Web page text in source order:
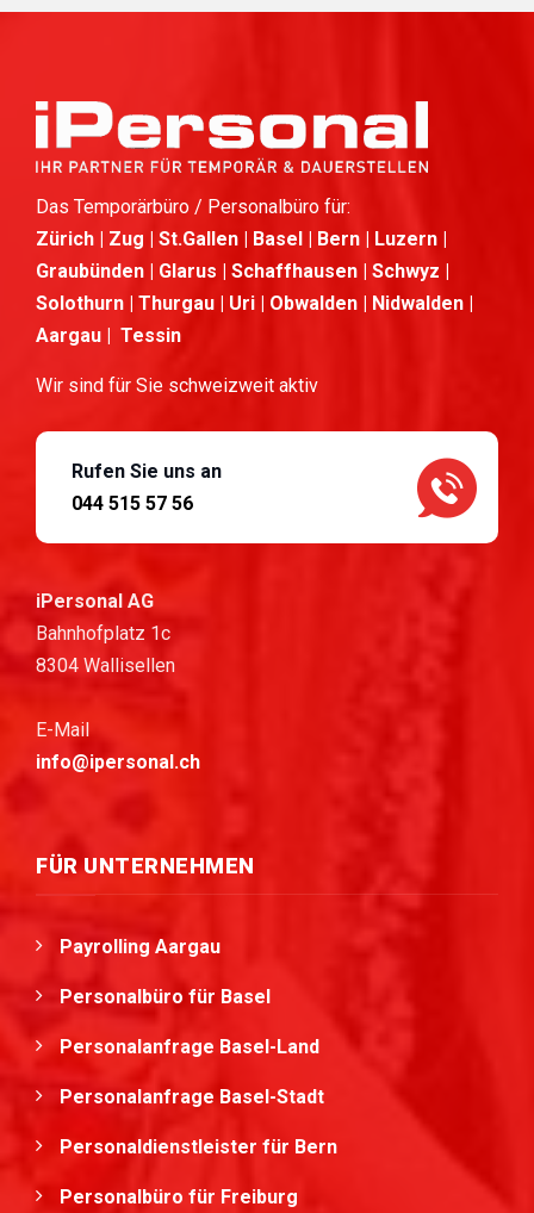
Das Temporärbüro / Personalbüro für:
Zürich | Zug | St.Gallen | Basel | Bern | Luzern |
Graubünden | Glarus | Schaffhausen | Schwyz |
Solothurn | Thurgau | Uri | Obwalden | Nidwalden |
Aargau | Tessin
Wir sind für Sie schweizweit aktiv
Rufen Sie uns an
044 515 57 56
iPersonal AG
Bahnhofplatz 1c
8304 Wallisellen
E-Mail
info@ipersonal.ch
FÜR UNTERNEHMEN
Payrolling Aargau
Personalbüro für Basel
Personalanfrage Basel-Land
Personalanfrage Basel-Stadt
Personaldienstleister für Bern
Personalbüro für Freiburg